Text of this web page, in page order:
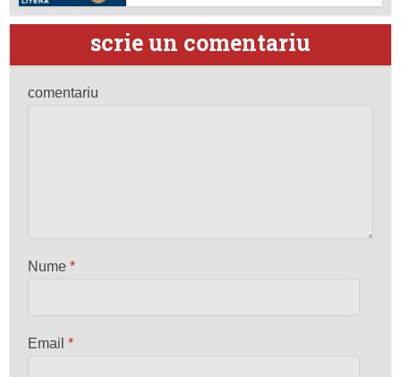
scrie un comentariu
comentariu
Nume*
Email*